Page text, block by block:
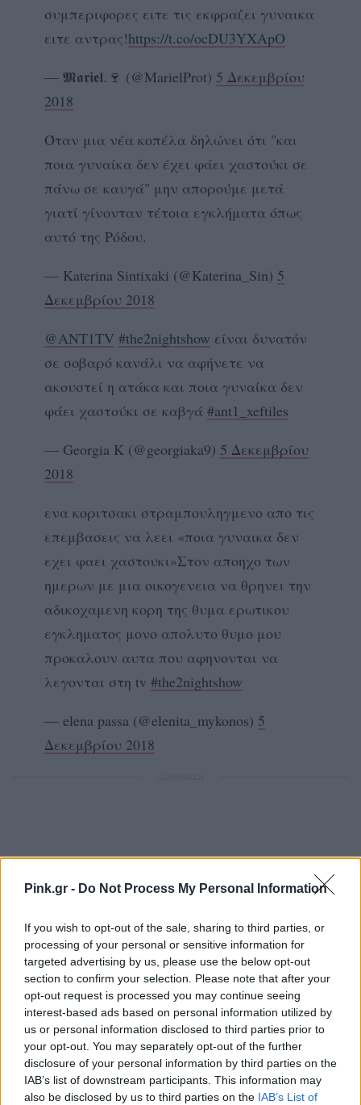
Pink.gr - Do Not Process My Personal Information
If you wish to opt-out of the sale, sharing to third parties, or
processing of your personal or sensitive information for
targeted advertising by us, please use the below opt-out
section to confirm your selection. Please note that after your
opt-out request is processed you may continue seeing
interest-based ads based on personal information utilized by
us or personal information disclosed to third parties prior to
your opt-out. You may separately opt-out of the further
disclosure of your personal information by third parties on the
IAB’s list of downstream participants. This information may
also be disclosed by us to third parties on the IAB’s List of
συμπεριφορες ειτε τις εκφραζει γυναικα
ειτε αντρας!https://t.co/ocDU3YXApO
— 𝕸𝖆𝖗𝖎𝖊𝖑.🍷 (@MarielProt) 5 Δεκεμβρίου
2018
Όταν μια νέα κοπέλα δηλώνει ότι "και
ποια γυναίκα δεν έχει φάει χαστούκι σε
πάνω σε καυγά" μην απορούμε μετά
γιατί γίνονταν τέτοια εγκλήματα όπως
αυτό της Ρόδου.
— Katerina Sintixaki (@Katerina_Sin) 5
Δεκεμβρίου 2018
@ANT1TV #the2nightshow είναι δυνατόν
σε σοβαρό κανάλι να αφήνετε να
ακουστεί η ατάκα και ποια γυναίκα δεν
φάει χαστούκι σε καβγά #ant1_xeftiles
— Georgia K (@georgiaka9) 5 Δεκεμβρίου
2018
ενα κοριτσακι στραμπουληγμενο απο τις
επεμβασεις να λεει «ποια γυναικα δεν
εχει φαει χαστουκι»Στον αποηχο των
ημερων με μια οικογενεια να θρηνει την
αδικοχαμενη κορη της θυμα ερωτικου
εγκληματος μονο απολυτο θυμο μου
προκαλουν αυτα που αφηνονται να
λεγονται στη tv #the2nightshow
— elena passa (@elenita_mykonos) 5
Δεκεμβρίου 2018